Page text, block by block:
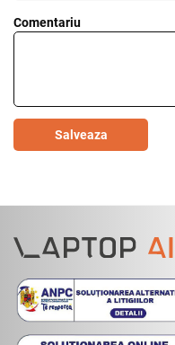
Comentariu
Salveaza